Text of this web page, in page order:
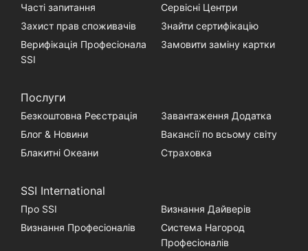
Часті запитання
Сервісні Центри
Захист прав споживачів
Знайти сертифікацію
Верифікація Професіонала
SSI
Замовити заміну картки
Послуги
Безкоштовна Реєстрація
Завантаження Додатка
Блог & Новини
Вакансії по всьому світу
Блакитні Океани
Страховка
SSI International
Про SSI
Визнання Дайверів
Визнання Професіоналів
Система Нагород
Професіоналів